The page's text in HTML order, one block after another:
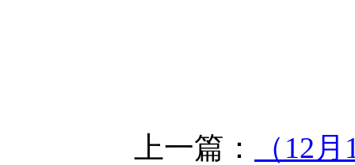
上一篇：
（12